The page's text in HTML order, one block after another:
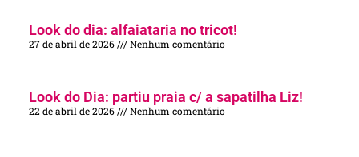
Look do dia: alfaiataria no tricot!
27 de abril de 2026 Nenhum comentário
Look do Dia: partiu praia c/ a sapatilha Liz!
22 de abril de 2026 Nenhum comentário